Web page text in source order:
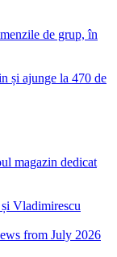
de grup, în
și ajunge la 470 de
magazin dedicat
Vladimirescu
from July 2026